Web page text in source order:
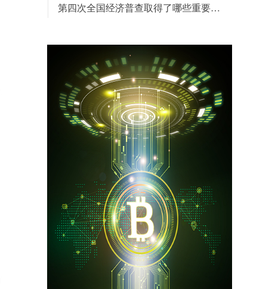
第四次全国经济普查取得了哪些重要成果？